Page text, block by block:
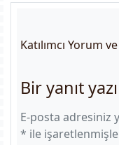
Katılımcı Yorum
Bir yanıt
E-posta adresiniz
* ile